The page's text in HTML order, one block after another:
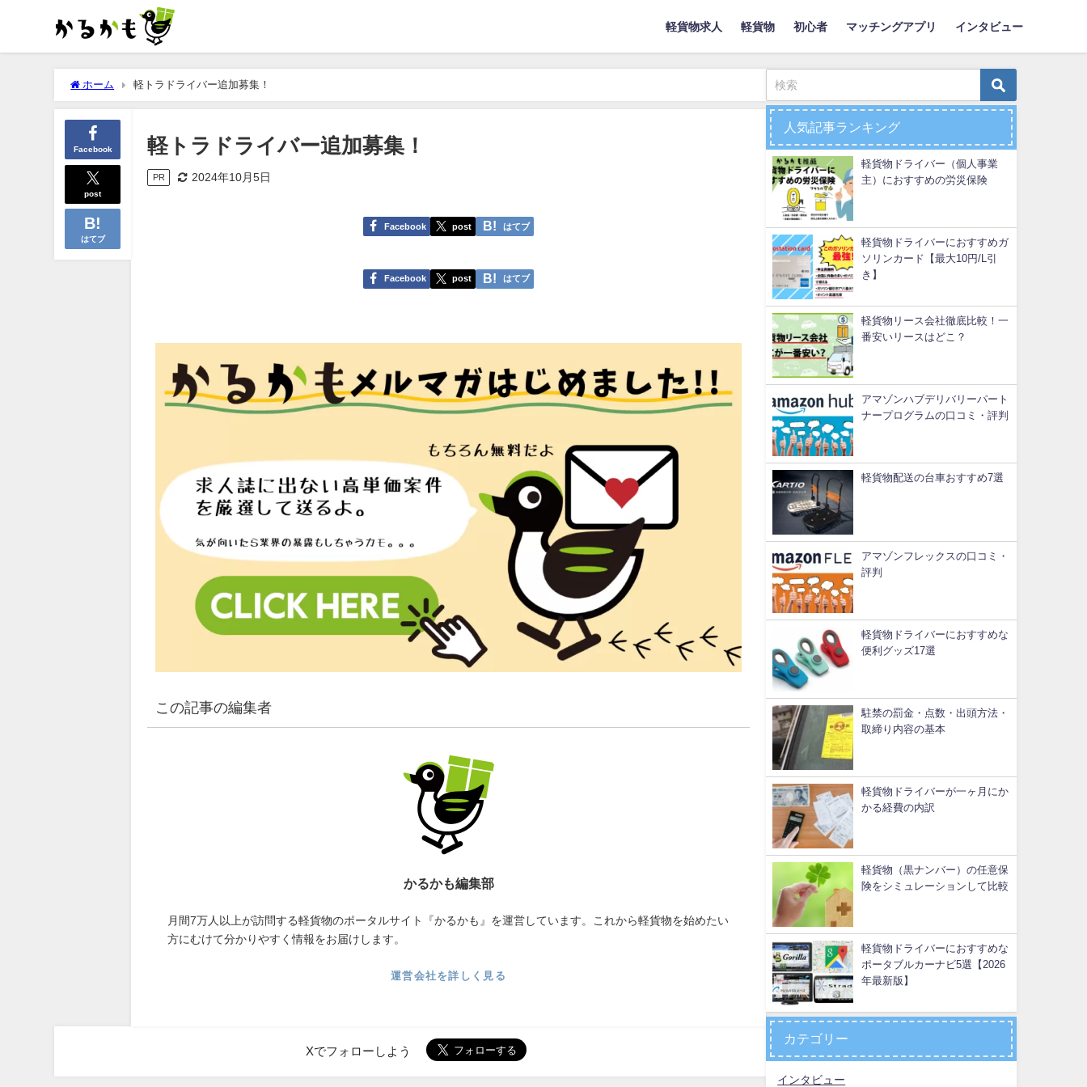
軽貨物求人 軽貨物 初心者 マッチングアプリ インタビュー
ホーム 軽トラドライバー追加募集！
Facebook
post
はてブ
軽トラドライバー追加募集！
PR 2024年10月5日
Facebook post はてブ
Facebook post はてブ
この記事の編集者
かるかも編集部
月間7万人以上が訪問する軽貨物のポータルサイト『かるかも』を運営しています。これから軽貨物を始めたい
方にむけて分かりやすく情報をお届けします。
運営会社を詳しく見る
Xでフォローしよう
人気記事ランキング
軽貨物ドライバー（個人事業
主）におすすめの労災保険
軽貨物ドライバーにおすすめガ
ソリンカード【最大10円/L引
き】
軽貨物リース会社徹底比較！一
番安いリースはどこ？
アマゾンハブデリバリーパート
ナープログラムの口コミ・評判
軽貨物配送の台車おすすめ7選
アマゾンフレックスの口コミ・
評判
軽貨物ドライバーにおすすめな
便利グッズ17選
駐禁の罰金・点数・出頭方法・
取締り内容の基本
軽貨物ドライバーが一ヶ月にか
かる経費の内訳
軽貨物（黒ナンバー）の任意保
険をシミュレーションして比較
軽貨物ドライバーにおすすめな
ポータブルカーナビ5選【2026
年最新版】
カテゴリー
インタビュー